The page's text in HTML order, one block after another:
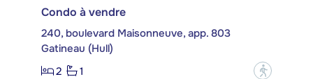
Condo à vendre
240, boulevard Maisonneuve, app. 803
Gatineau (Hull)
2
1 ?